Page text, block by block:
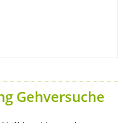
Gehversuche